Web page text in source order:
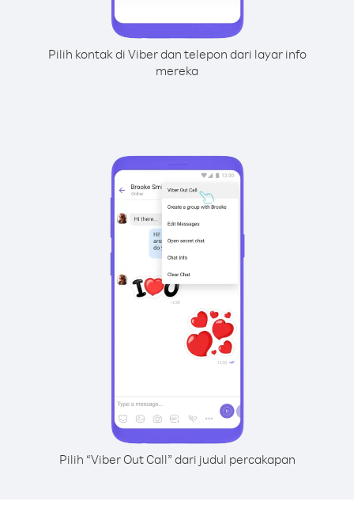
Pilih kontak di Viber dan telepon dari layar info
mereka
Pilih “Viber Out Call” dari judul percakapan